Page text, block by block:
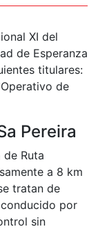
XI del
de Esperanza
titulares:
de
Pereira
de Ruta
a 8 km
tratan de
por
sin